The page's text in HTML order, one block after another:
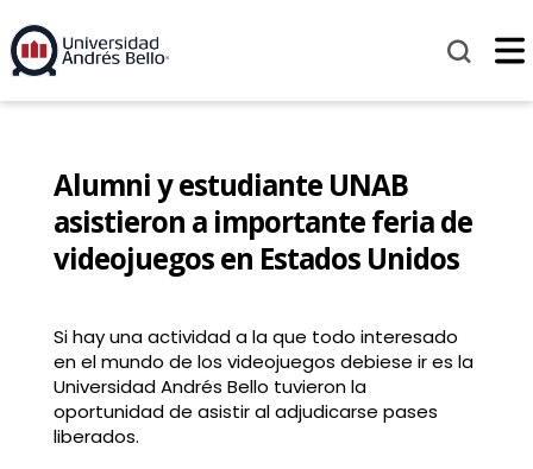
Alumni y estudiante UNAB
asistieron a importante feria de
videojuegos en Estados Unidos
Si hay una actividad a la que todo interesado
en el mundo de los videojuegos debiese ir es la
Universidad Andrés Bello tuvieron la
oportunidad de asistir al adjudicarse pases
liberados.